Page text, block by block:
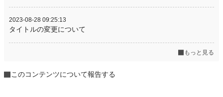
2023-08-28 09:25:13
タイトルの変更について
もっと見る
このコンテンツについて報告する